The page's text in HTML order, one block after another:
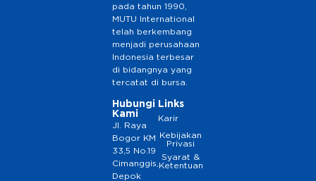
pada tahun 1990,
MUTU International
telah berkembang
menjadi perusahaan
Indonesia terbesar
di bidangnya yang
tercatat di bursa.
Hubungi
Kami
Jl. Raya
Bogor KM
33,5 No.19
Cimanggis,
Depok
Links
Karir
Kebijakan
Privasi
Syarat &
Ketentuan